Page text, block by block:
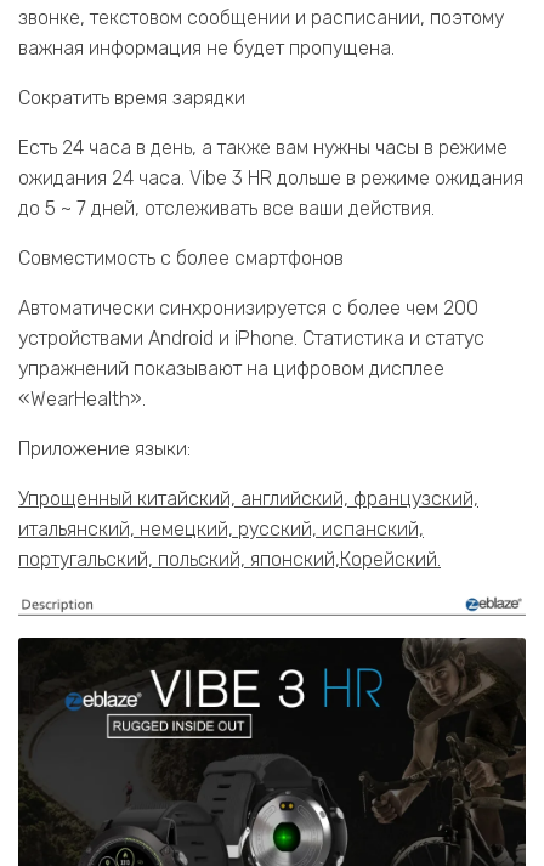
звонке, текстовом сообщении и расписании, поэтому
важная информация не будет пропущена.
Сократить время зарядки
Есть 24 часа в день, а также вам нужны часы в режиме
ожидания 24 часа. Vibe 3 HR дольше в режиме ожидания
до 5 ~ 7 дней, отслеживать все ваши действия.
Совместимость с более смартфонов
Автоматически синхронизируется с более чем 200
устройствами Android и iPhone. Статистика и статус
упражнений показывают на цифровом дисплее
«WearHealth».
Приложение языки:
Упрощенный китайский, английский, французский,
итальянский, немецкий, русский, испанский,
португальский, польский, японский,Корейский.